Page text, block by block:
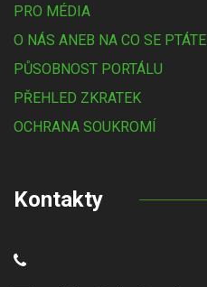
PRO MÉDIA
O NÁS ANEB NA CO SE PTÁTE
PŮSOBNOST PORTÁLU
PŘEHLED ZKRATEK
OCHRANA SOUKROMÍ
Kontakty